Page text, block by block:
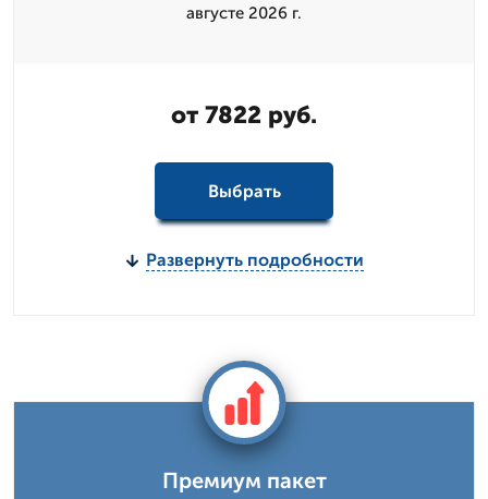
августе 2026 г.
от 7822 руб.
Выбрать
Развернуть подробности
Премиум пакет